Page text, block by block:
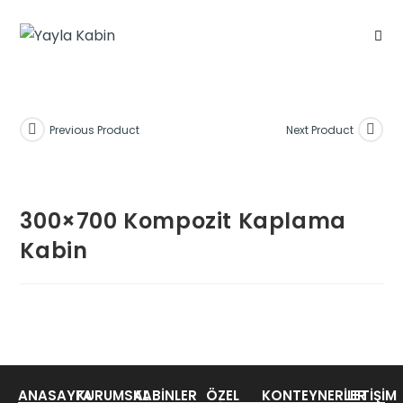
Previous Product Next Product
300×700 Kompozit Kaplama
Kabin
ANASAYFAKURUMSALKABINLER ÖZEL KONTEYNERLERİLETIŞIM